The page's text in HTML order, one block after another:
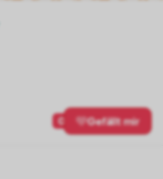
0 Gefällt mir